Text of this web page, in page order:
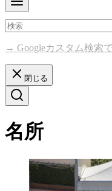
→ Googleカスタム検索
閉じる
名所